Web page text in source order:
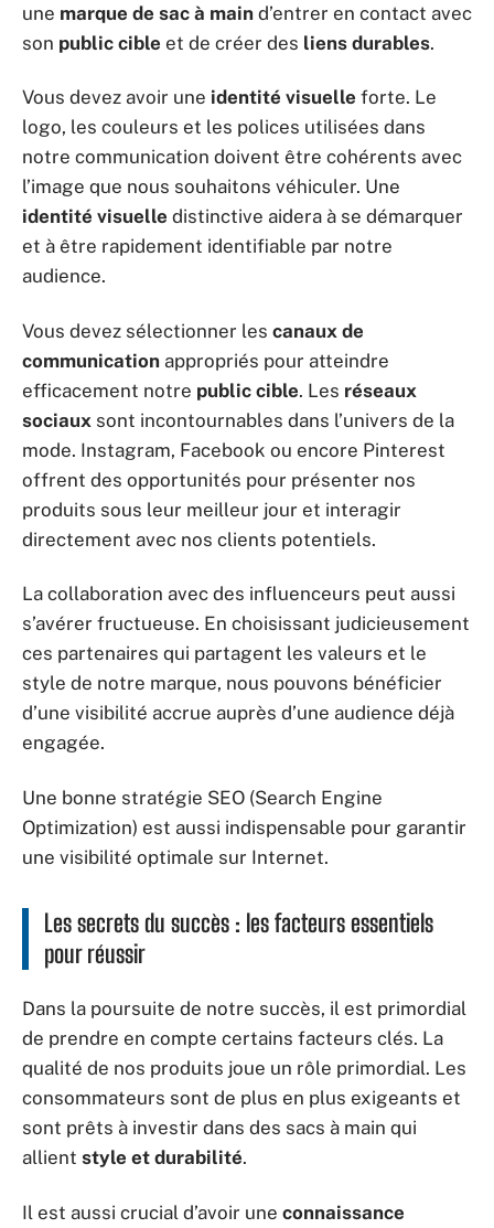
une marque de sac à main d’entrer en contact avec
son public cible et de créer des liens durables.
Vous devez avoir une identité visuelle forte. Le
logo, les couleurs et les polices utilisées dans
notre communication doivent être cohérents avec
l’image que nous souhaitons véhiculer. Une
identité visuelle distinctive aidera à se démarquer
et à être rapidement identifiable par notre
audience.
Vous devez sélectionner les canaux de
communication appropriés pour atteindre
efficacement notre public cible. Les réseaux
sociaux sont incontournables dans l’univers de la
mode. Instagram, Facebook ou encore Pinterest
offrent des opportunités pour présenter nos
produits sous leur meilleur jour et interagir
directement avec nos clients potentiels.
La collaboration avec des influenceurs peut aussi
s’avérer fructueuse. En choisissant judicieusement
ces partenaires qui partagent les valeurs et le
style de notre marque, nous pouvons bénéficier
d’une visibilité accrue auprès d’une audience déjà
engagée.
Une bonne stratégie SEO (Search Engine
Optimization) est aussi indispensable pour garantir
une visibilité optimale sur Internet.
Les secrets du succès : les facteurs essentiels
pour réussir
Dans la poursuite de notre succès, il est primordial
de prendre en compte certains facteurs clés. La
qualité de nos produits joue un rôle primordial. Les
consommateurs sont de plus en plus exigeants et
sont prêts à investir dans des sacs à main qui
allient style et durabilité.
Il est aussi crucial d’avoir une connaissance